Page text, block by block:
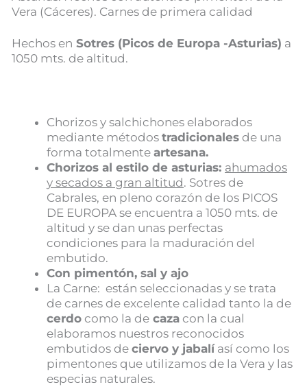
Vera (Cáceres). Carnes de primera calidad
Hechos en Sotres (Picos de Europa -Asturias) a
1050 mts. de altitud.
Chorizos y salchichones elaborados
mediante métodos tradicionales de una
forma totalmente artesana.
Chorizos al estilo de asturias: ahumados
y secados a gran altitud. Sotres de
Cabrales, en pleno corazón de los PICOS
DE EUROPA se encuentra a 1050 mts. de
altitud y se dan unas perfectas
condiciones para la maduración del
embutido.
Con pimentón, sal y ajo
La Carne: están seleccionadas y se trata
de carnes de excelente calidad tanto la de
cerdo como la de caza con la cual
elaboramos nuestros reconocidos
embutidos de ciervo y jabalíasí como los
pimentones que utilizamos de la Vera y las
especias naturales.